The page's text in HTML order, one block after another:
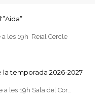
les 19h Reial Cercle
la temporada 2026-2027
les 19h Sala del Cor…